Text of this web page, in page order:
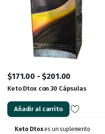
$171.00 -$201.00
Keto Dtox con 30 Cápsulas
Añadir al carrito
Keto Dtoxes un suplemento